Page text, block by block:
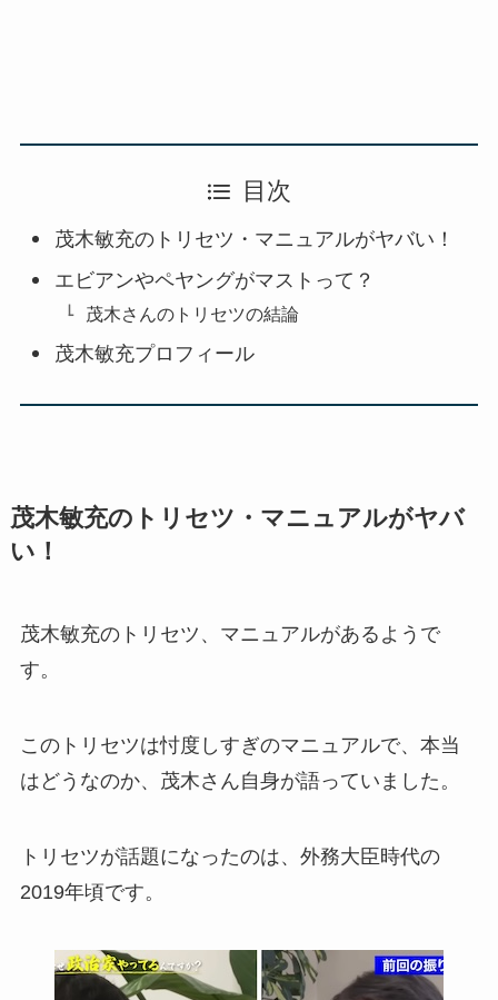
目次
茂木敏充のトリセツ・マニュアルがヤバい！
エビアンやペヤングがマストって？
茂木さんのトリセツの結論
茂木敏充プロフィール
茂木敏充のトリセツ・マニュアルがヤバ
い！
茂木敏充のトリセツ、マニュアルがあるようで
す。
このトリセツは忖度しすぎのマニュアルで、本当
はどうなのか、茂木さん自身が語っていました。
トリセツが話題になったのは、外務大臣時代の
2019年頃です。